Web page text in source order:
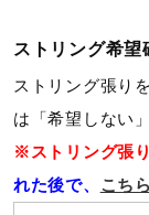
柔道
ウィン
ワーキ
ストリング希望
ストリング張り
は「希望しない
※ストリング張
れた後で、 こち